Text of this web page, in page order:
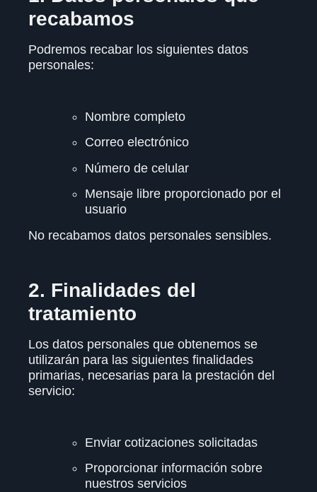
recabamos
Podremos recabar los siguientes datos
personales:
Nombre completo
Correo electrónico
Número de celular
Mensaje libre proporcionado por el
usuario
No recabamos datos personales sensibles.
2. Finalidades del
tratamiento
Los datos personales que obtenemos se
utilizarán para las siguientes finalidades
primarias, necesarias para la prestación del
servicio:
Enviar cotizaciones solicitadas
Proporcionar información sobre
nuestros servicios